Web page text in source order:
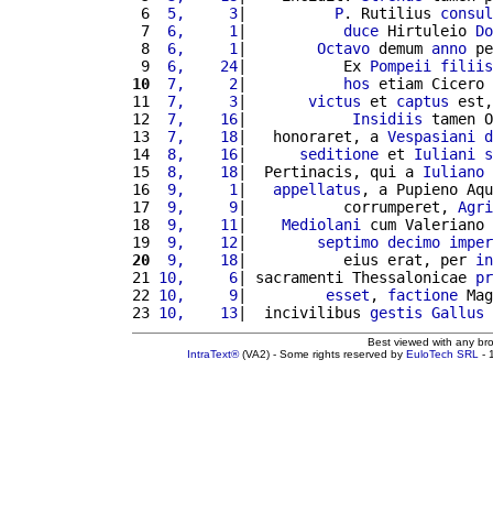
6
5,     3| P. Rutilius consul
7
6,     1 | duce Hirtuleio
8
6,     1 | Octavo demum anno
9
6,    24|           Ex Pompeii
filiis
10
7,     2| hos etiam Cicero
11
7,     3| victus et captus
12
7,    16| Insidiis tamen
13
7,    18|   honoraret, a Vespasiani
14
8,    16| seditione et Iuliani
15
8,    18|  Pertinacis, qui a Iuliano
16
9,     1 | appellatus , a Pupieno
17
9,     9|           corrumperet,
18
9,    11 | Mediolani
cum Valeriano
19
9,    12| septimo decimo
20
9,    18|           eius erat, per
21 10,     6| sacramenti Thessalonicae
22 10,     9| esset , factione
23 10,    13|  incivilibus gestis Gallus
Best viewed with any
IntraText®(VA2) - Some rights reserved by EuloTech SRL -